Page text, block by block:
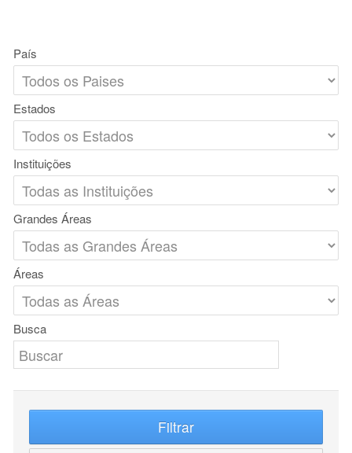
País
Estados
Instituições
Grandes Áreas
Áreas
Busca
Filtrar